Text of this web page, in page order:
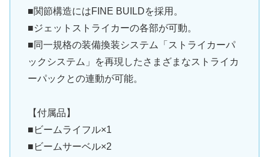
■関節構造にはFINE BUILDを採用。
■ジェットストライカーの各部が可動。
■同一規格の装備換装システム「ストライカーパ
ックシステム」を再現したさまざまなストライカ
ーパックとの連動が可能。
【付属品】
■ビームライフル×1
■ビームサーベル×2